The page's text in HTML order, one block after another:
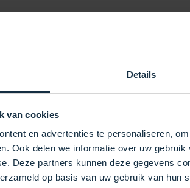
Details
van cookies
en advertenties te personaliseren,
Ook delen we informatie over uw
Deze partners kunnen deze gegevens
op basis van uw gebruik van hun
Witterungseinflüssen
Aussehen
Komfort und Langlebigkeit